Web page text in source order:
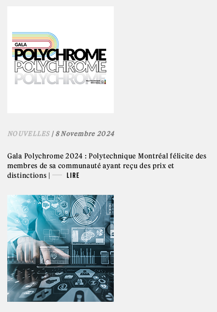
NOUVELLES| 8 Novembre 2024
Gala Polychrome 2024 : Polytechnique Montréal félicite des
membres de sa communauté ayant reçu des prix et
distinctions |
LIRE